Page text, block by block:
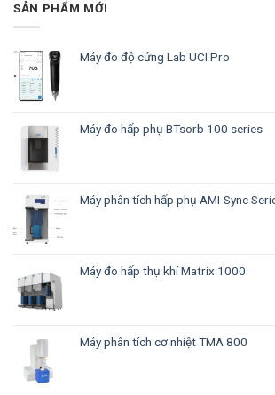
SẢN PHẨM MỚI
Máy đo độ cứng Lab UCI Pro
Máy đo hấp phụ BTsorb 100 series
Máy phân tích hấp phụ AMI-Sync
Máy đo hấp thụ khí Matrix 1000
Máy phân tích cơ nhiệt TMA 800